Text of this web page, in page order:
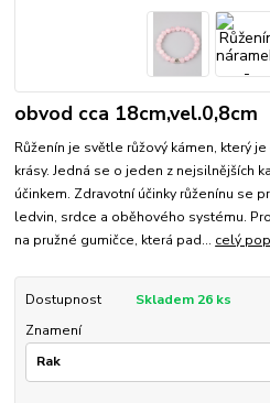
obvod cca 18cm,vel.0,8cm
Růženín je světle růžový kámen, který
krásy. Jedná se o jeden z nejsilnějších
účinkem. Zdravotní účinky růženínu se
ledvin, srdce a oběhového systému.
na pružné gumičce, která pad... celý
Dostupnost
Skladem 26 ks
Znamení